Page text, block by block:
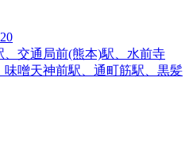
交通局前(熊本)駅、水前寺
噌天神前駅、通町筋駅、黒髪